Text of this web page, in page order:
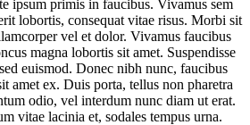
ipsum primis in faucibus. Vivamus sem
lobortis, consequat vitae risus. Morbi sit
vel et dolor. Vivamus faucibus
magna lobortis sit amet. Suspendisse
euismod. Donec nibh nunc, faucibus
amet ex. Duis porta, tellus non pharetra
odio, vel interdum nunc diam ut erat.
vitae lacinia et, sodales tempus urna.